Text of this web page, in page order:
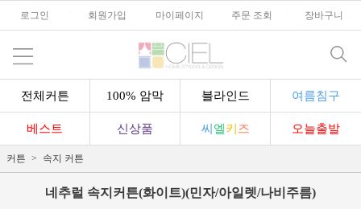
로그인 회원가입 마이페이지 주문 조회 장바구니
전체커튼 100% 암막 블라인드 여름침구
베스트 신상품 씨 엘키 즈 오늘출발
커튼 속지 커튼
네추럴 속지커튼(화이트)(민자/아일렛/나비주름)